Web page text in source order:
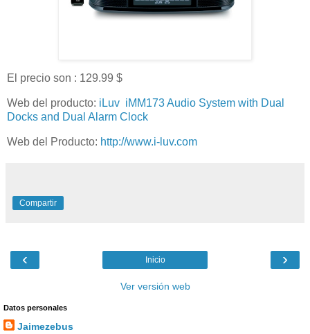
El precio son : 129.99 $
Web del producto: iLuv iMM173 Audio System with Dual
Docks and Dual Alarm Clock
Web del Producto: http://www.i-luv.com
Compartir
‹ ›
Inicio
Ver versión web
Datos personales
Jaimezebus